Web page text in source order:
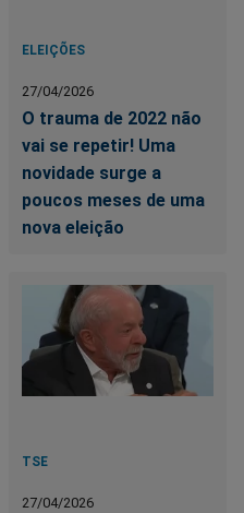
ELEIÇÕES
27/04/2026
O trauma de 2022 não
vai se repetir! Uma
novidade surge a
poucos meses de uma
nova eleição
TSE
27/04/2026